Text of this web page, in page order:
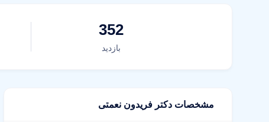
352
بازدید
مشخصات دکتر فریدون نعمتی